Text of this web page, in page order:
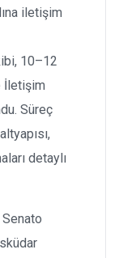
iletişim
10–12
İletişim
Süreç
detaylı